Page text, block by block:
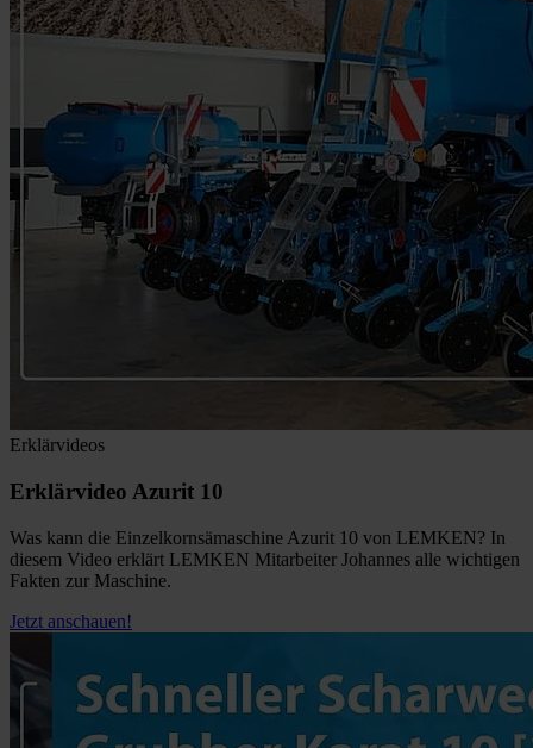
Erklärvideos
Erklärvideo Azurit 10
Was kann die Einzelkornsämaschine Azurit 10 von LEMKEN? In
diesem Video erklärt LEMKEN Mitarbeiter Johannes alle wichtigen
Fakten zur Maschine.
Jetzt anschauen!